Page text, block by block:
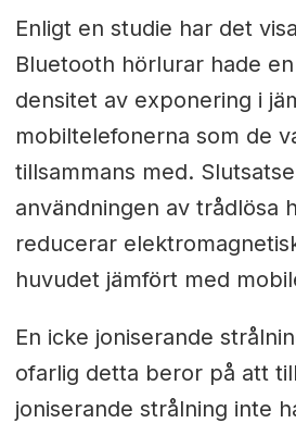
Enligt en studie har det
Bluetooth hörlurar hade
densitet av exponering i
mobiltelefonerna som de
tillsammans med.
användningen av trådlösa
reducerar
huvudet jämfört med
En icke joniserande
ofarlig detta beror på att
joniserande strålning inte